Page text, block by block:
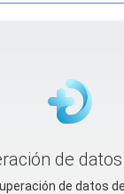
de
de datos